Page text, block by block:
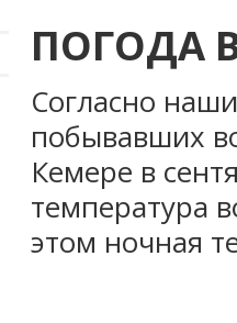
ПОГОДА
Согласно
побывавших
Кемере в
температура
этом ночная